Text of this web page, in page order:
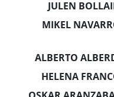
JULEN
MIKEL
ALBERTO
HELENA